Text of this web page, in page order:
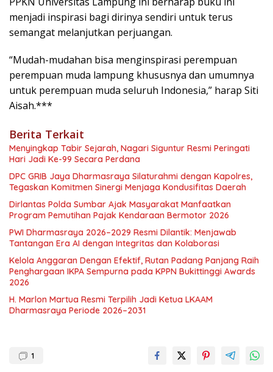
menjadi inspirasi bagi dirinya sendiri untuk terus
semangat melanjutkan perjuangan.
“Mudah-mudahan bisa menginspirasi perempuan
perempuan muda lampung khususnya dan umumnya
untuk perempuan muda seluruh Indonesia,” harap Siti
Aisah.***
Berita Terkait
Menyingkap Tabir Sejarah, Nagari Siguntur Resmi Peringati
Hari Jadi Ke-99 Secara Perdana
DPC GRIB Jaya Dharmasraya Silaturahmi dengan Kapolres,
Tegaskan Komitmen Sinergi Menjaga Kondusifitas Daerah
Dirlantas Polda Sumbar Ajak Masyarakat Manfaatkan
Program Pemutihan Pajak Kendaraan Bermotor 2026
PWI Dharmasraya 2026–2029 Resmi Dilantik: Menjawab
Tantangan Era AI dengan Integritas dan Kolaborasi
Kelola Anggaran Dengan Efektif, Rutan Padang Panjang Raih
Penghargaan IKPA Sempurna pada KPPN Bukittinggi Awards
2026
H. Marlon Martua Resmi Terpilih Jadi Ketua LKAAM
Dharmasraya Periode 2026–2031
1